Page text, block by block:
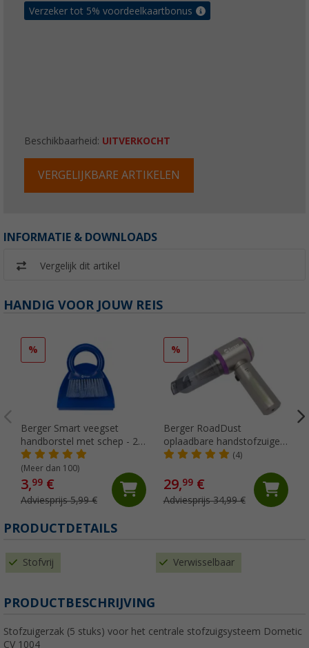
Verzeker tot 5% voordeelkaartbonus
Beschikbaarheid: UITVERKOCHT
VERGELIJKBARE ARTIKELEN
INFORMATIE & DOWNLOADS
Vergelijk dit artikel
HANDIG VOOR JOUW REIS
%
Berger Smart veegset
handborstel met schep - 2-
delige set
(Meer dan 100)
3,99 €
Adviesprijs 5,99 €
%
Berger RoadDust
oplaadbare handstofzuiger
met USB, 200 ml(4)
29,99€
Adviesprijs 34,99 €
PRODUCTDETAILS
Stofvrij Verwisselbaar
PRODUCTBESCHRIJVING
Stofzuigerzak (5 stuks) voor het centrale stofzuigsysteem Dometic
CV 1004